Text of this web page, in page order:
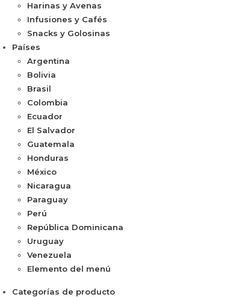
Harinas y Avenas
Infusiones y Cafés
Snacks y Golosinas
Países
Argentina
Bolivia
Brasil
Colombia
Ecuador
El Salvador
Guatemala
Honduras
México
Nicaragua
Paraguay
Perú
República Dominicana
Uruguay
Venezuela
Elemento del menú
Categorías de producto